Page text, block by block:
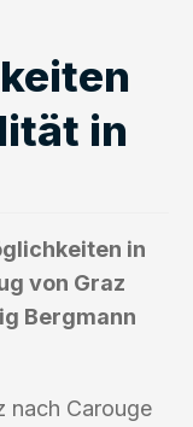
in
in
von Graz
Bergmann
nach Carouge